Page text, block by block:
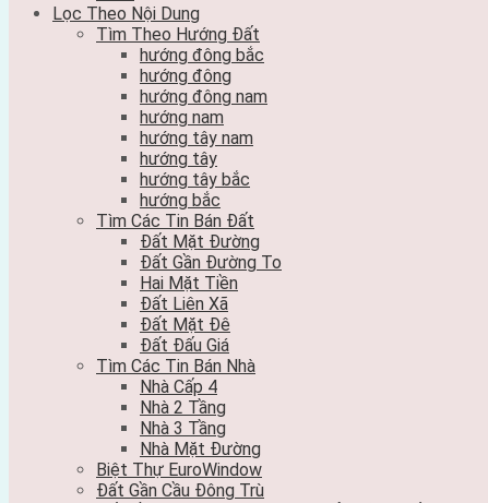
Lọc Theo Nội Dung
Tìm Theo Hướng Đất
hướng đông bắc
hướng đông
hướng đông nam
hướng nam
hướng tây nam
hướng tây
hướng tây bắc
hướng bắc
Tìm Các Tin Bán Đất
Đất Mặt Đường
Đất Gần Đường To
Hai Mặt Tiền
Đất Liên Xã
Đất Mặt Đê
Đất Đấu Giá
Tìm Các Tin Bán Nhà
Nhà Cấp 4
Nhà 2 Tầng
Nhà 3 Tầng
Nhà Mặt Đường
Biệt Thự EuroWindow
Đất Gần Cầu Đông Trù